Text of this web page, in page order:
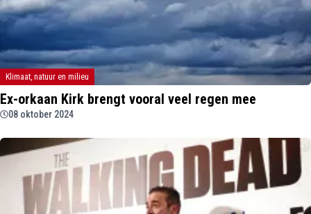
Klimaat, natuur en milieu
Ex-orkaan Kirk brengt vooral veel regen mee
08 oktober 2024